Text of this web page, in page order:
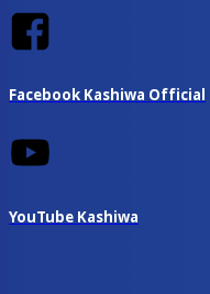
Facebook Kashiwa Official
YouTube Kashiwa